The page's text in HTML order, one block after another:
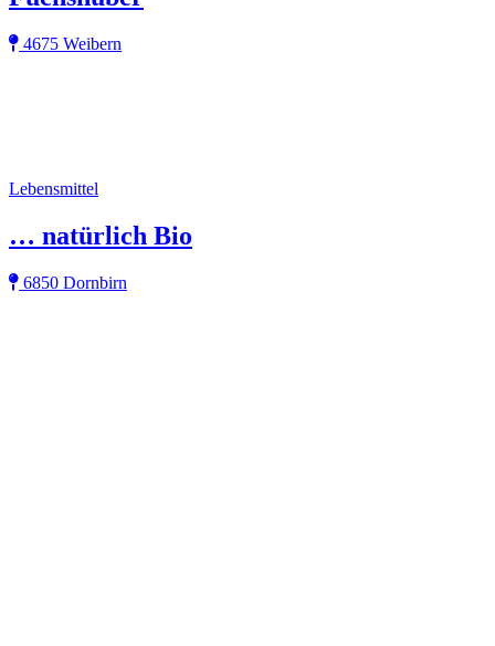
4675 Weibern
Lebensmittel
… natürlich Bio
6850 Dornbirn